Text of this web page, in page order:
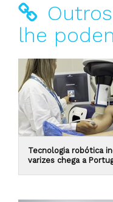
lhe
Tecnologia robótica
varizes chega a